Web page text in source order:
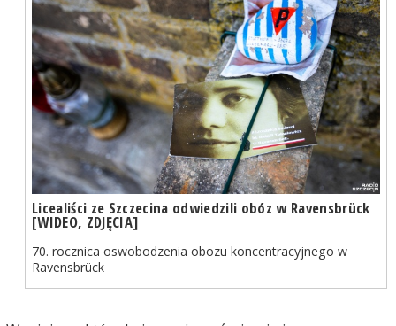
Licealiści ze Szczecina odwiedzili obóz w Ravensbrück
[WIDEO, ZDJĘCIA]
70. rocznica oswobodzenia obozu koncentracyjnego w
Ravensbrück